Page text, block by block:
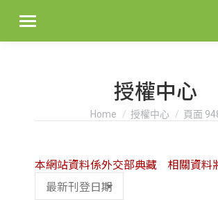
授權中心
You are here:
Home 授權中心 頁面
本網站資料係外交部典藏 相關資料